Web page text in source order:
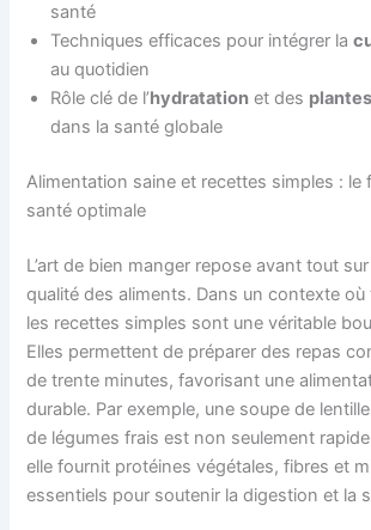
santé
Techniques efficaces pour intégrer la
au quotidien
Rôle clé de l’hydratation et des
dans la santé globale
Alimentation saine et recettes simples : le
santé optimale
L’art de bien manger repose avant tout
qualité des aliments. Dans un contexte où
les recettes simples sont une véritable
Elles permettent de préparer des repas
de trente minutes, favorisant une
durable. Par exemple, une soupe de
de légumes frais est non seulement
elle fournit protéines végétales, fibres et
essentiels pour soutenir la digestion et la